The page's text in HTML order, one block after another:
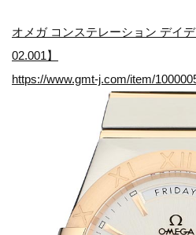
オメガ コンステレーション デイ
02.001】
https://www.gmt-j.com/item/